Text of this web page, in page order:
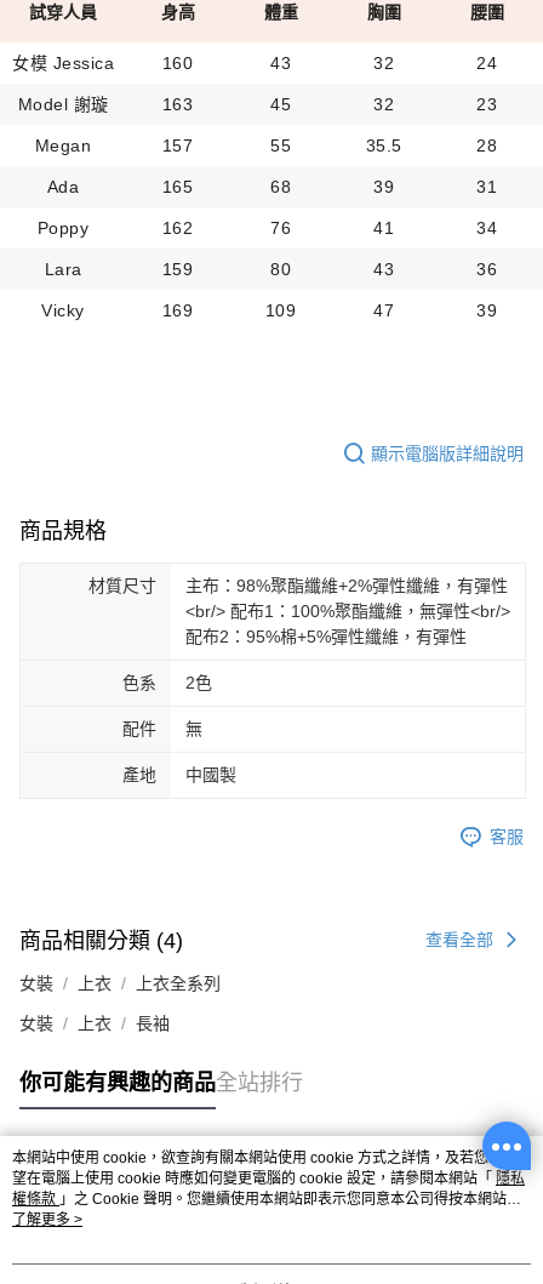
試穿人員 身高 體重 胸圍 腰圍
女模 Jessica 160 43 32 24
Model 謝璇 163 45 32 23
Megan 157 55 35.5 28
Ada 165 68 39 31
Poppy 162 76 41 34
Lara 159 80 43 36
Vicky 169 109 47 39
顯示電腦版詳細說明
商品規格
材質尺寸
主布：98%聚酯纖維+2%彈性纖維，有彈性
<br/> 配布1：100%聚酯纖維，無彈性<br/>
配布2：95%棉+5%彈性纖維，有彈性
色系 2色
配件 無
產地 中國製
客服
商品相關分類 (4) 查看全部
女裝 上衣 上衣全系列
女裝 上衣 長袖
你可能有興趣的商品全站排行
熱門標籤
本網站中使用 cookie，欲查詢有關本網站使用 cookie 方式之詳情，及若您不希
望在電腦上使用 cookie 時應如何變更電腦的 cookie 設定，請參閱本網站「 隱私
權條款 」之 Cookie 聲明。您繼續使用本網站即表示您同意本公司得按本網站使
用條款之 Cookie 聲明使用 cookie。
了解更多 >